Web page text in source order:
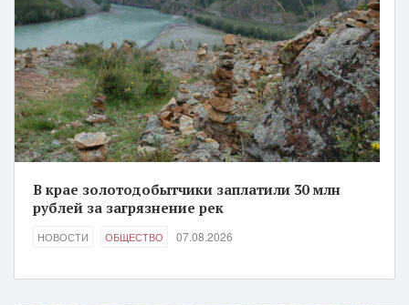
В крае золотодобытчики заплатили 30 млн
рублей за загрязнение рек
НОВОСТИ ОБЩЕСТВО 07.08.2026